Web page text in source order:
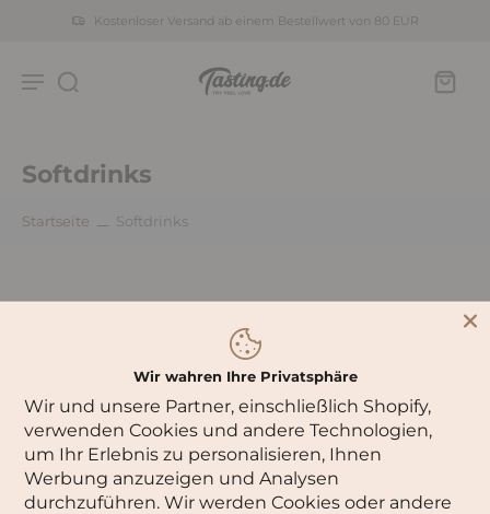
Kostenloser Versand ab einem Bestellwert von 80 EUR
Softdrinks
Startseite Softdrinks
Wir wahren Ihre Privatsphäre
Wir und unsere Partner, einschließlich Shopify,
verwenden Cookies und andere Technologien,
um Ihr Erlebnis zu personalisieren, Ihnen
Werbung anzuzeigen und Analysen
durchzuführen. Wir werden Cookies oder andere